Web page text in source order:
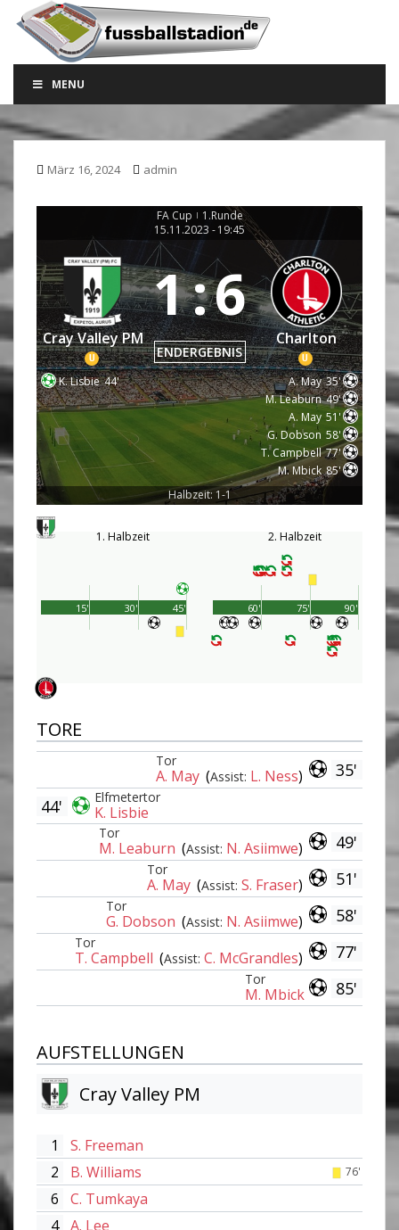
m
o
t
t
MENU
März 16, 2024 admin
FA Cup | 1.Runde
15.11.2023 - 19:45
Cray Valley PM
U
1:6
ENDERGEBNIS
Charlton
U
K. Lisbie 44' A. May 35'
M. Leaburn 49'
A. May 51'
G. Dobson 58'
T. Campbell 77'
M. Mbick 85'
Halbzeit: 1-1
1. Halbzeit
45'
15' 30'
2. Halbzeit
90'
60' 75'
TORE
35'
Tor
A. May (Assist: L. Ness)
Elfmetertor
K. Lisbie
44'
49'
Tor
M. Leaburn (Assist: N. Asiimwe)
51'
Tor
A. May (Assist: S. Fraser)
58'
Tor
G. Dobson (Assist: N. Asiimwe)
77'
Tor
T. Campbell (Assist: C. McGrandles)
85'
Tor
M. Mbick
AUFSTELLUNGEN
Cray Valley PM
1
S. Freeman
2
B. Williams 76'
6
C. Tumkaya
4 A. Lee